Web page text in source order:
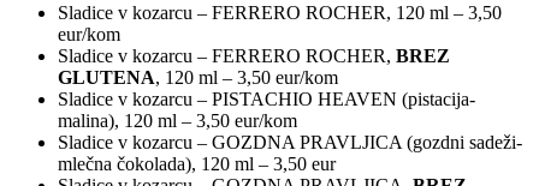
Sladice v kozarcu – FERRERO ROCHER, 120 ml – 3,50
eur/kom
Sladice v kozarcu – FERRERO ROCHER, BREZ
GLUTENA, 120 ml – 3,50 eur/kom
Sladice v kozarcu – PISTACHIO HEAVEN (pistacija-
malina), 120 ml – 3,50 eur/kom
Sladice v kozarcu – GOZDNA PRAVLJICA (gozdni sadeži-
mlečna čokolada), 120 ml – 3,50 eur